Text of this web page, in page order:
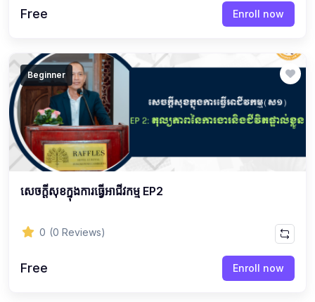
Free Enroll now
Beginner
សេចក្ដីសុខក្នុងការធ្វើអាជីវកម្ម EP2
0 (0 Reviews)
Free Enroll now